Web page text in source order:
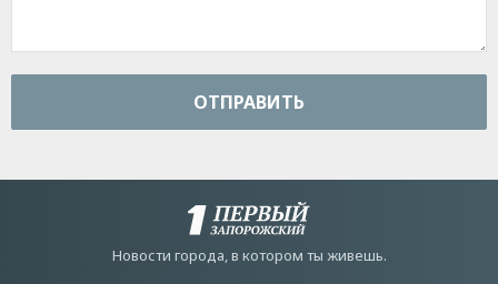
ОТПРАВИТЬ
Новости города, в котором ты живешь.